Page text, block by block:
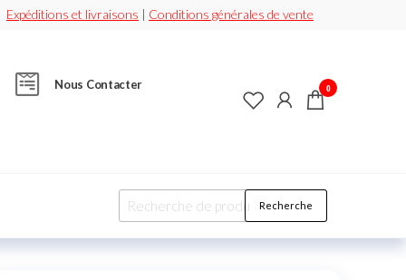
Expéditions et livraisons | Conditions générales de vente
Nous Contacter 0
Recherche